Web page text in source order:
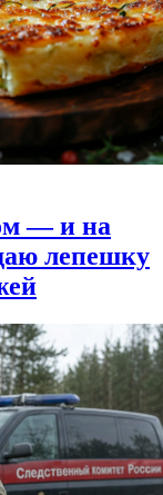
— и на
лепешку